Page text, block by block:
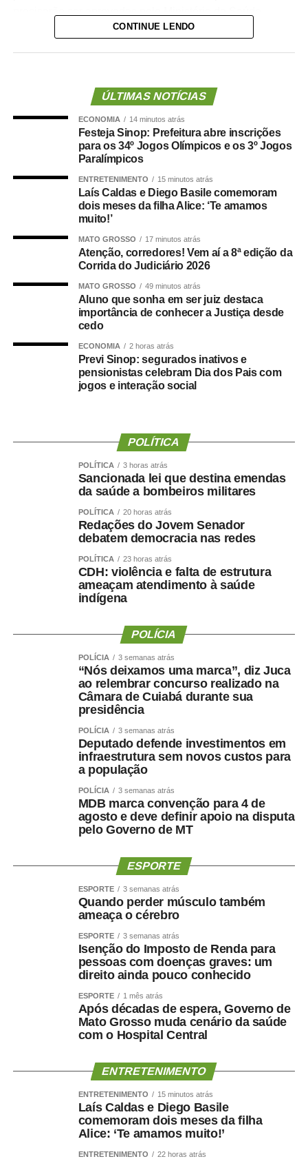
A lei proíbe o uso dessas emendas para pagamento de
não seja relativo ao atendimento pré-hospitalar.
Com origem noProjeto de Lei Complementar (PLP)
, de autoria do deputado Guilherme Derrite (PP-
SP), a matéria foiaprovada no Senado em julho
deste
Agência Senado (Reprodução autorizada mediante
citação da Agência Senado)
Agência Senado
COMENTE ABAIXO:
WhatsApp
Facebook
Twitter
Messenger
LinkedIn
Share
CONTINUE LENDO
ÚLTIMAS NOTÍCIAS
ECONOMIA 14 minutos atrás
Festeja Sinop: Prefeitura abre inscrições
para os 34º Jogos Olímpicos e os 3º Jogos
Paralímpicos
ENTRETENIMENTO 15 minutos atrás
Laís Caldas e Diego Basile comemoram
dois meses da filha Alice: ‘Te amamos
muito!’
MATO GROSSO 17 minutos atrás
Atenção, corredores! Vem aí a 8ª edição da
Corrida do Judiciário 2026
MATO GROSSO 49 minutos atrás
Aluno que sonha em ser juiz destaca
importância de conhecer a Justiça desde
cedo
ECONOMIA 2 horas atrás
Previ Sinop: segurados inativos e
pensionistas celebram Dia dos Pais com
jogos e interação social
POLÍTICA
POLÍTICA 3 horas atrás
Sancionada lei que destina emendas
da saúde a bombeiros militares
POLÍTICA 20 horas atrás
Redações do Jovem Senador
debatem democracia nas redes
POLÍTICA 23 horas atrás
CDH: violência e falta de estrutura
ameaçam atendimento à saúde
indígena
POLÍCIA
POLÍCIA 3 semanas atrás
“Nós deixamos uma marca”, diz Juca
ao relembrar concurso realizado na
Câmara de Cuiabá durante sua
presidência
POLÍCIA 3 semanas atrás
Deputado defende investimentos em
infraestrutura sem novos custos para
a população
POLÍCIA 3 semanas atrás
MDB marca convenção para 4 de
agosto e deve definir apoio na disputa
pelo Governo de MT
ESPORTE
ESPORTE 3 semanas atrás
Quando perder músculo também
ameaça o cérebro
ESPORTE 3 semanas atrás
Isenção do Imposto de Renda para
pessoas com doenças graves: um
direito ainda pouco conhecido
ESPORTE 1 mês atrás
Após décadas de espera, Governo de
Mato Grosso muda cenário da saúde
com o Hospital Central
ENTRETENIMENTO
ENTRETENIMENTO 15 minutos atrás
Laís Caldas e Diego Basile
comemoram dois meses da filha
Alice: ‘Te amamos muito!’
ENTRETENIMENTO 22 horas atrás